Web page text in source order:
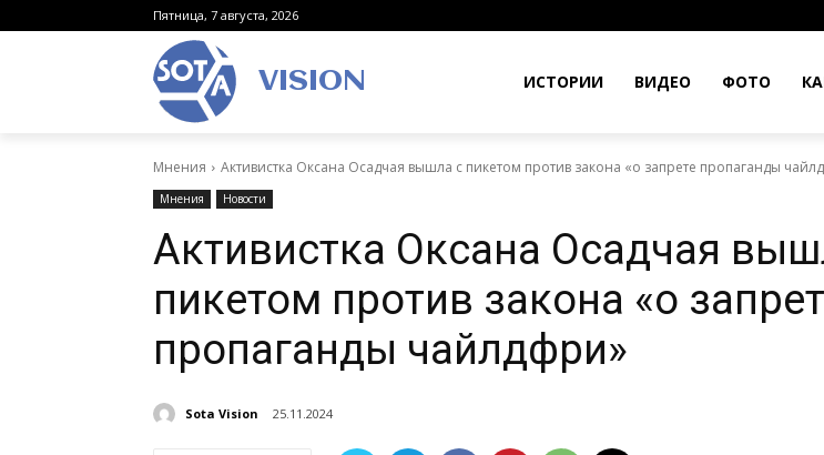
Пятница, 7 августа, 2026
VISION ИСТОРИИ ВИДЕО ФОТО
Мнения Активистка Оксана Осадчая вышла с пикетом против закона «о запрете пропаганды
Мнения Новости
Активистка Оксана Осадчая
пикетом против закона «о
пропаганды чайлдфри»
Sota Vision 25.11.2024